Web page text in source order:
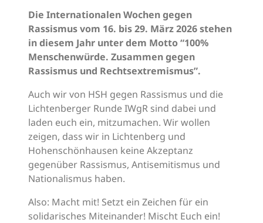
Die Internationalen Wochen gegen
Rassismus vom 16. bis 29. März 2026 stehen
in diesem Jahr unter dem Motto “100%
Menschenwürde. Zusammen gegen
Rassismus und Rechtsextremismus”.
Auch wir von HSH gegen Rassismus und die
Lichtenberger Runde IWgR sind dabei und
laden euch ein, mitzumachen. Wir wollen
zeigen, dass wir in Lichtenberg und
Hohenschönhausen keine Akzeptanz
gegenüber Rassismus, Antisemitismus und
Nationalismus haben.
Also: Macht mit! Setzt ein Zeichen für ein
solidarisches Miteinander! Mischt Euch ein!